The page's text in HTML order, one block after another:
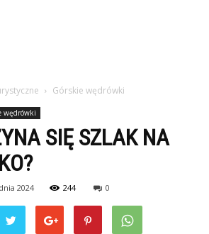
Górskie wędrówki
wędrówki
SIĘ SZLAK NA
2024 244 0